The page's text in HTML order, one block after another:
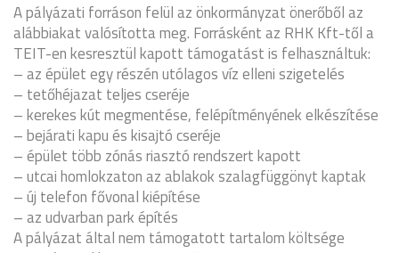
A pályázati forráson felül az önkormányzat önerőből az
alábbiakat valósította meg. Forrásként az RHK Kft-től a
TEIT-en kesresztül kapott támogatást is felhasználtuk:
– az épület egy részén utólagos víz elleni szigetelés
– tetőhéjazat teljes cseréje
– kerekes kút megmentése, felépítményének elkészítése
– bejárati kapu és kisajtó cseréje
– épület több zónás riasztó rendszert kapott
– utcai homlokzaton az ablakok szalagfüggönyt kaptak
– új telefon fővonal kiépítése
– az udvarban park építés
A pályázat által nem támogatott tartalom költsége